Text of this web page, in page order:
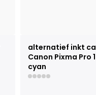
alternatief inkt
Canon Pixma Pro
cyan